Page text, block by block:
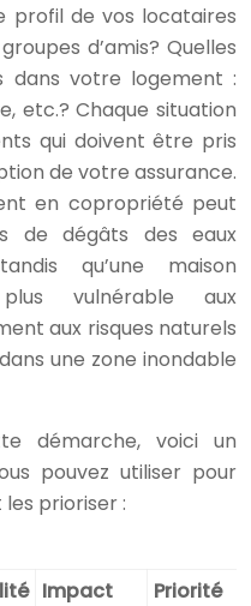
profil de vos locataires
d’amis? Quelles
dans votre logement :
etc.? Chaque situation
qui doivent être pris
de votre assurance.
en copropriété peut
de dégâts des eaux
qu’une maison
vulnérable aux
aux risques naturels
une zone inondable
démarche, voici un
pouvez utiliser pour
prioriser :
Impact
Priorité